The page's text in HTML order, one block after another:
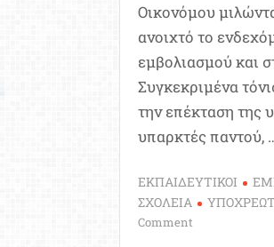
Οικονόμου
ανοιχτό το
εμβολιασμού και
Συγκεκριμένα
την επέκταση της
υπαρκτές παντού,
ΕΚΠΑΙΔΕΥΤΙΚΟΙ
ΣΧΟΛΕΙΑ
Comment